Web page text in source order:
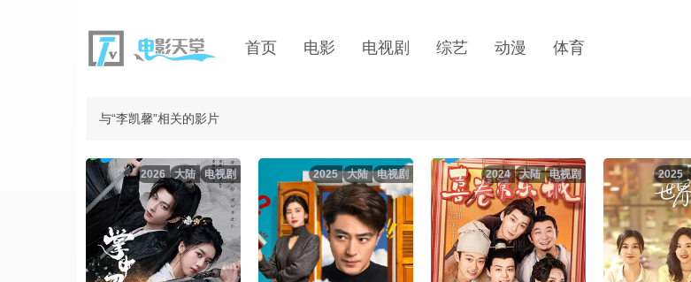
首页 电影 电视剧 综艺 动漫 体育
与“李凯馨”相关的影片
电视剧
大陆
2026 电视剧
大陆
2025 电视剧
大陆
2024 2025